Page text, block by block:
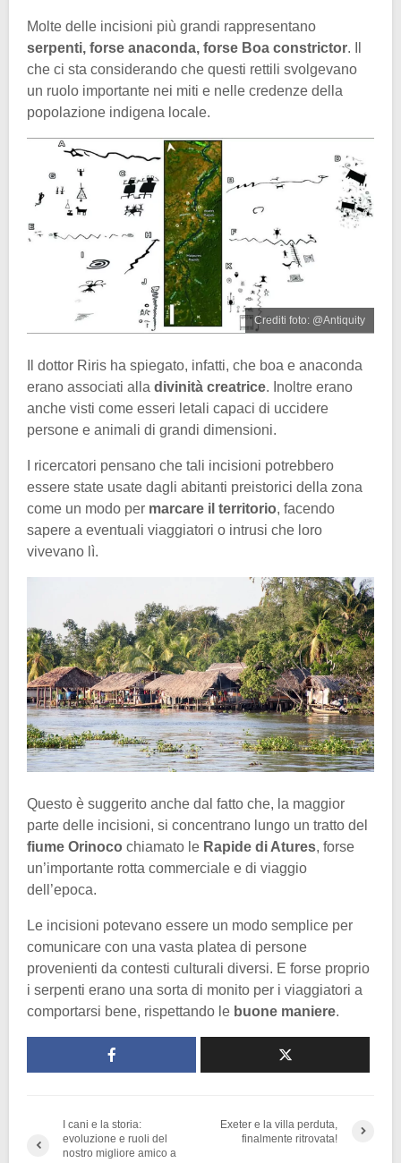
Molte delle incisioni più grandi rappresentano
serpenti, forse anaconda, forse Boa constrictor. Il
che ci sta considerando che questi rettili svolgevano
un ruolo importante nei miti e nelle credenze della
popolazione indigena locale.
Crediti foto: @Antiquity
Il dottor Riris ha spiegato, infatti, che boa e anaconda
erano associati alla divinità creatrice. Inoltre erano
anche visti come esseri letali capaci di uccidere
persone e animali di grandi dimensioni.
I ricercatori pensano che tali incisioni potrebbero
essere state usate dagli abitanti preistorici della zona
come un modo per marcare il territorio, facendo
sapere a eventuali viaggiatori o intrusi che loro
vivevano lì.
Questo è suggerito anche dal fatto che, la maggior
parte delle incisioni, si concentrano lungo un tratto del
fiume Orinoco chiamato le Rapide di Atures, forse
un’importante rotta commerciale e di viaggio
dell’epoca.
Le incisioni potevano essere un modo semplice per
comunicare con una vasta platea di persone
provenienti da contesti culturali diversi. E forse proprio
i serpenti erano una sorta di monito per i viaggiatori a
comportarsi bene, rispettando le buone maniere.
I cani e la storia:
evoluzione e ruoli del
nostro migliore amico a
Exeter e la villa perduta,
finalmente ritrovata!